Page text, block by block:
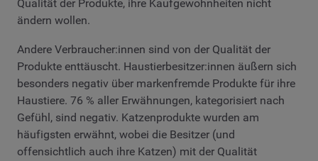
Qualität der Produkte, ihre Kaufgewohnheiten nicht
ändern wollen.
Andere Verbraucher:innen sind von der Qualität der
Produkte enttäuscht. Haustierbesitzer:innen äußern sich
besonders negativ über markenfremde Produkte für ihre
Haustiere. 76 % aller Erwähnungen, kategorisiert nach
Gefühl, sind negativ. Katzenprodukte wurden am
häufigsten erwähnt, wobei die Besitzer (und
offensichtlich auch ihre Katzen) mit der Qualität